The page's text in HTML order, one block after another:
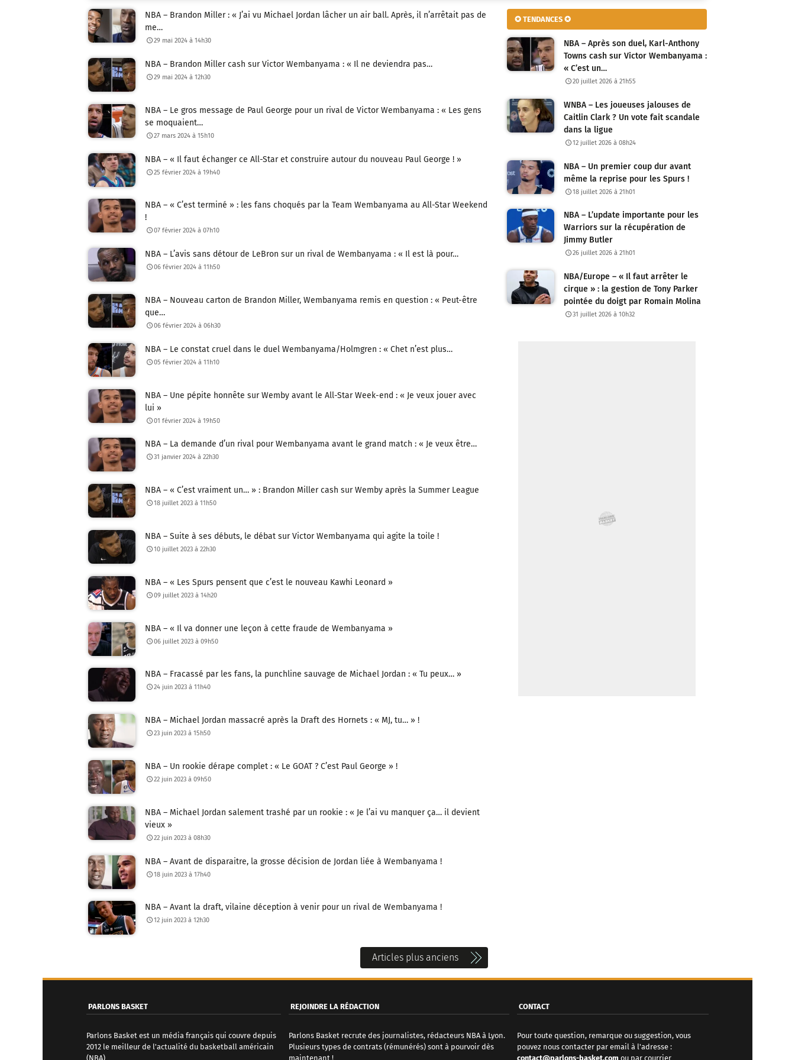
NBA – Brandon Miller : « J’ai vu Michael Jordan lâcher un air ball. Après, il n’arrêtait pas de
me…
29 mai 2024 à 14h30
NBA – Brandon Miller cash sur Victor Wembanyama : « Il ne deviendra pas…
29 mai 2024 à 12h30
NBA – Le gros message de Paul George pour un rival de Victor Wembanyama : « Les gens
se moquaient…
27 mars 2024 à 15h10
NBA – « Il faut échanger ce All-Star et construire autour du nouveau Paul George ! »
25 février 2024 à 19h40
NBA – « C’est terminé » : les fans choqués par la Team Wembanyama au All-Star Weekend
!
07 février 2024 à 07h10
NBA – L’avis sans détour de LeBron sur un rival de Wembanyama : « Il est là pour…
06 février 2024 à 11h50
NBA – Nouveau carton de Brandon Miller, Wembanyama remis en question : « Peut-être
que…
06 février 2024 à 06h30
NBA – Le constat cruel dans le duel Wembanyama/Holmgren : « Chet n’est plus…
05 février 2024 à 11h10
NBA – Une pépite honnête sur Wemby avant le All-Star Week-end : « Je veux jouer avec
lui »
01 février 2024 à 19h50
NBA – La demande d’un rival pour Wembanyama avant le grand match : « Je veux être…
31 janvier 2024 à 22h30
NBA – « C’est vraiment un… » : Brandon Miller cash sur Wemby après la Summer League
18 juillet 2023 à 11h50
NBA – Suite à ses débuts, le débat sur Victor Wembanyama qui agite la toile !
10 juillet 2023 à 22h30
NBA – « Les Spurs pensent que c’est le nouveau Kawhi Leonard »
09 juillet 2023 à 14h20
NBA – « Il va donner une leçon à cette fraude de Wembanyama »
06 juillet 2023 à 09h50
NBA – Fracassé par les fans, la punchline sauvage de Michael Jordan : « Tu peux… »
24 juin 2023 à 11h40
NBA – Michael Jordan massacré après la Draft des Hornets : « MJ, tu… » !
23 juin 2023 à 15h50
NBA – Un rookie dérape complet : « Le GOAT ? C’est Paul George » !
22 juin 2023 à 09h50
NBA – Michael Jordan salement trashé par un rookie : « Je l’ai vu manquer ça… il devient
vieux »
22 juin 2023 à 08h30
NBA – Avant de disparaitre, la grosse décision de Jordan liée à Wembanyama !
18 juin 2023 à 17h40
NBA – Avant la draft, vilaine déception à venir pour un rival de Wembanyama !
12 juin 2023 à 12h30
a
v
g
Articles plus anciens
✪ TENDANCES ✪
NBA – Après son duel, Karl-Anthony
Towns cash sur Victor Wembanyama :
« C’est un…
20 juillet 2026 à 21h55
WNBA – Les joueuses jalouses de
Caitlin Clark ? Un vote fait scandale
dans la ligue
12 juillet 2026 à 08h24
NBA – Un premier coup dur avant
même la reprise pour les Spurs !
18 juillet 2026 à 21h01
NBA – L’update importante pour les
Warriors sur la récupération de
Jimmy Butler
26 juillet 2026 à 21h01
NBA/Europe – « Il faut arrêter le
cirque » : la gestion de Tony Parker
pointée du doigt par Romain Molina
31 juillet 2026 à 10h32
PARLONS BASKET
Parlons Basket est un média français qui couvre depuis
2012 le meilleur de l'actualité du basketball américain
(NBA)
REJOINDRE LA RÉDACTION
Parlons Basket recrute des journalistes, rédacteurs NBA à Lyon.
Plusieurs types de contrats (rémunérés) sont à pourvoir dès
maintenant !
CONTACT
Pour toute question, remarque ou suggestion, vous
pouvez nous contacter par email à l'adresse :
contact@parlons-basket.com ou par courrier